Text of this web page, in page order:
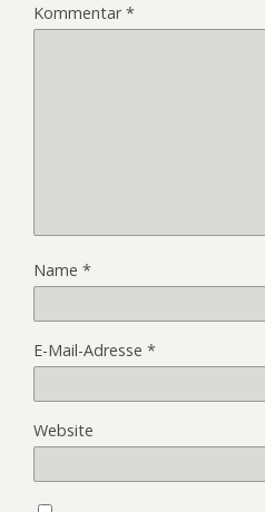
Kommentar*
Name *
E-Mail-Adresse *
Website